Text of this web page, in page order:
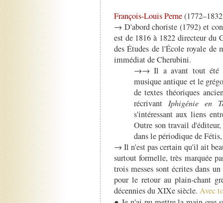
François-Louis Perne
→ D'abord choriste (1792) et
est de 1816 à 1822 directeur du
des Études de l'École royale de
immédiat de Cherubini.
→→ Il a avant tout été
musique antique et le
de textes théoriques
récrivant Iphigénie en
s'intéressant aux liens
Outre son travail
dans le périodique de
→ Il n'est pas certain qu'il ait
surtout formelle, très marquée
trois messes sont écrites dans
pour le retour au plain-chant
décennies du XIXe siècle. Avec